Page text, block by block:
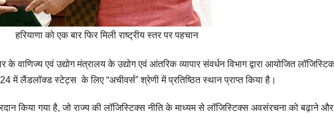
हरियाणा को एक बार फिर मिली राष्ट्रीय स्तर पर पहचान
वाणिज्य एवं उद्योग मंत्रालय के उद्योग एवं आंतरिक व्यापार संवर्धन विभाग द्वारा आयोजित
में लैंडलॉक्ड स्टेट्स के लिए “अचीवर्स” श्रेणी में प्रतिष्ठित स्थान प्राप्त किया है।
किया गया है, जो राज्य की लॉजिस्टिक्स नीति के माध्यम से लॉजिस्टिक्स अवसंरचना को बढ़ाने और